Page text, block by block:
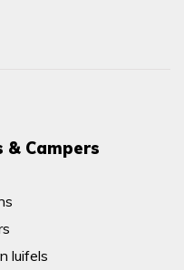
& Campers
luifels